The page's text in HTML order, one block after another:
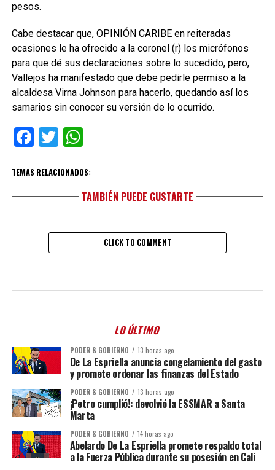
pesos.
Cabe destacar que, OPINIÓN CARIBE en reiteradas
ocasiones le ha ofrecido a la coronel (r) los micrófonos
para que dé sus declaraciones sobre lo sucedido, pero,
Vallejos ha manifestado que debe pedirle permiso a la
alcaldesa Virna Johnson para hacerlo, quedando así los
samarios sin conocer su versión de lo ocurrido.
Facebook
TwitterWhatsApp
TEMAS RELACIONADOS:
TAMBIÉN PUEDE GUSTARTE
CLICK TO COMMENT
LO ÚLTIMO
PODER & GOBIERNO 13 horas ago
De La Espriella anuncia congelamiento del gasto
y promete ordenar las finanzas del Estado
PODER & GOBIERNO 13 horas ago
¡Petro cumplió!: devolvió la ESSMAR a Santa
Marta
PODER & GOBIERNO 14 horas ago
Abelardo De La Espriella promete respaldo total
a la Fuerza Pública durante su posesión en Cali